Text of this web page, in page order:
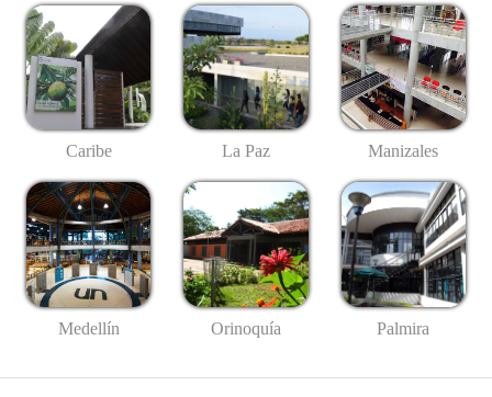
Caribe La Paz Manizales
Medellín Orinoquía Palmira